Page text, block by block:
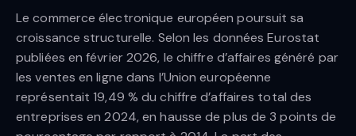
Le commerce électronique européen poursuit sa
croissance structurelle. Selon les données Eurostat
publiées en février 2026, le chiffre d’affaires généré par
les ventes en ligne dans l’Union européenne
représentait 19,49 % du chiffre d’affaires total des
entreprises en 2024, en hausse de plus de 3 points de